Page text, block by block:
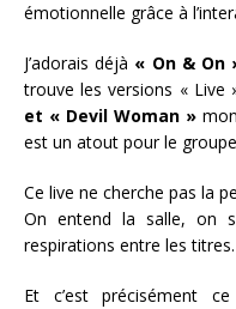
émotionnelle grâce à
J’adorais déjà « On & On
trouve les versions « Live
et « Devil Woman »
est un atout pour le
Ce live ne cherche pas la
On entend la salle, on
respirations entre les titres.
Et c’est précisément